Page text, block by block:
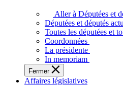
députés
vous
représentent
sein
de
l'Assemblée
législative
Aller à Députées et
Députées et députés
Toutes les députées et
Coordonnées
La présidente
In memoriam
Fermer
Affaires législatives